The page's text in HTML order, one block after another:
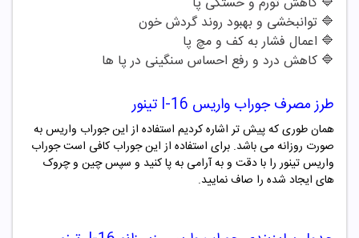
🔷 توانبخشی و بهبود روند گردش خون
🔷 اعمال فشار به کف و مچ پا
🔷 کاهش درد و رفع احساس سنگینی در پا ها
طرز مصرف جوراب واریس I-16 تینور
همان طوری که پیش تر اشاره کردیم استفاده از این جوراب واریس به
صورت روزانه می باشد. برای استفاده از این جوراب کافی است جوراب
واریس تینور را با دقت و به آرامی به پا کنید و سپس چین و چروک
های ایجاد شده را صاف نمایید.